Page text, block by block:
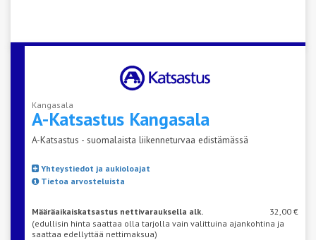
Kangasala
A-Katsastus Kangasala
A-Katsastus - suomalaista liikenneturvaa edistämässä
Yhteystiedot ja aukioloajat
Tietoa arvosteluista
Määräaikaiskatsastus nettivarauksella alk.
32,00 €
(edullisin hinta saattaa olla tarjolla vain valittuina ajankohtina ja
saattaa edellyttää nettimaksua)